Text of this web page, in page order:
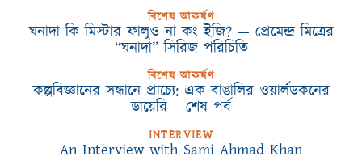
বিশেষ আকর্ষণ
ঘনাদা কি মিস্টার ফালুও না কং ইজি? — প্রেমেন্দ্র মিত্রের
“ঘনাদা” সিরিজ পরিচিতি
বিশেষ আকর্ষণ
কল্পবিজ্ঞানের সন্ধানে প্রাচ্যে: এক বাঙালির ওয়ার্লডকনের
ডায়েরি – শেষ পর্ব
INTERVIEW
An Interview with Sami Ahmad Khan